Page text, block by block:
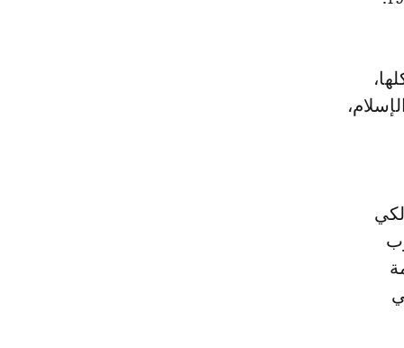
لكي